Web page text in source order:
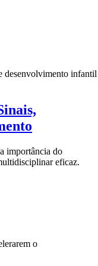
importância do
eficaz.
o